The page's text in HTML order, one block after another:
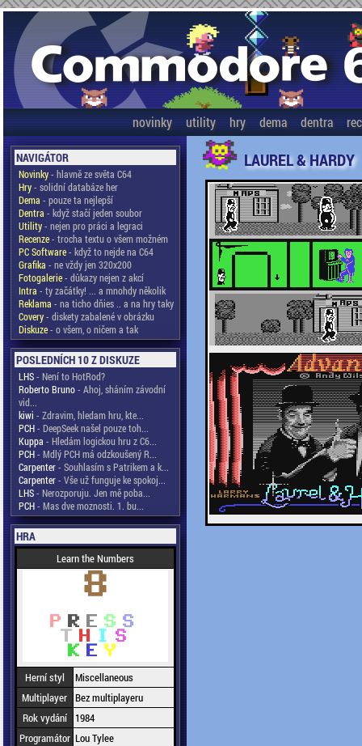
novinky utility hry dema dentra
NAVIGÁTOR
Novinky- hlavně ze světa C64
Hry- solidní databáze her
Dema - pouze ta nejlepší
Dentra - když stačí jeden soubor
Utility- nejen pro práci a legraci
Recenze- trocha textu o všem možném
PC Software- když to nejde na C64
Grafika - ne vždy jen 320x200
Fotogalerie- důkazy nejen z akcí
Intra - ty začátky! ... a mnohdy několik
Reklama - na ticho dňies .. a na hry taky
Covery- diskety zabalené v obrázku
Diskuze- o všem, o ničem a tak
POSLEDNÍCH 10 Z DISKUZE
LHS- Není to HotRod?
Roberto Bruno- Ahoj, sháním závodní
vid...
kiwi - Zdravim, hledam hru, kte...
PCH- DeepSeek našel pouze toh...
Kuppa - Hledám logickou hru z C6...
PCH- Mdlý PCH má odzkoušený R...
Carpenter- Souhlasím s Patrikem a k...
Carpenter- Vše už funguje ke spokoj...
LHS- Nerozporuju. Jen mě poba...
PCH- Mas dve moznosti. 1. bu...
HRA
Learn the Numbers
Herní styl
Miscellaneous
Multiplayer Bez multiplayeru
Rok vydání
1984
Programátor Lou Tylee
LAUREL & HARDY